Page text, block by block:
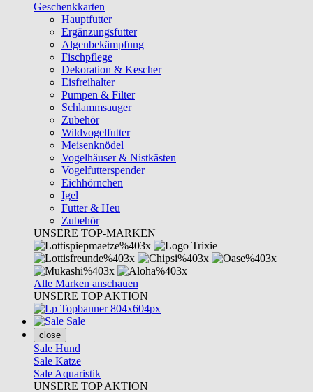
Geschenkkarten
Hauptfutter
Ergänzungsfutter
Algenbekämpfung
Fischpflege
Dekoration & Kescher
Eisfreihalter
Pumpen & Filter
Schlammsauger
Zubehör
Wildvogelfutter
Meisenknödel
Vogelhäuser & Nistkästen
Vogelfutterspender
Eichhörnchen
Igel
Futter & Heu
Zubehör
UNSERE TOP-MARKEN
Alle Marken anschauen
UNSERE TOP AKTION
Sale
close
Sale Hund
Sale Katze
Sale Aquaristik
UNSERE TOP AKTION